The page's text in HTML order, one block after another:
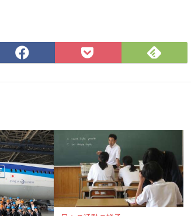
Facebook
で
Pocket
に
Feedly
で